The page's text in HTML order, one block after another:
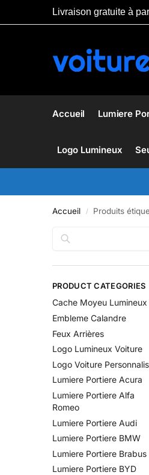
Livraison gratuite à
Accueil Lumiere
Logo Lumineux
Accueil / Produits
PRODUCT CATEGORIES
Cache Moyeu Lumineux
Embleme Calandre​
Feux Arrières
Logo Lumineux Voiture
Logo Voiture
Lumiere Portiere Acura
Lumiere Portiere Alfa
Romeo
Lumiere Portiere Audi
Lumiere Portiere BMW
Lumiere Portiere Brabus
Lumiere Portiere BYD